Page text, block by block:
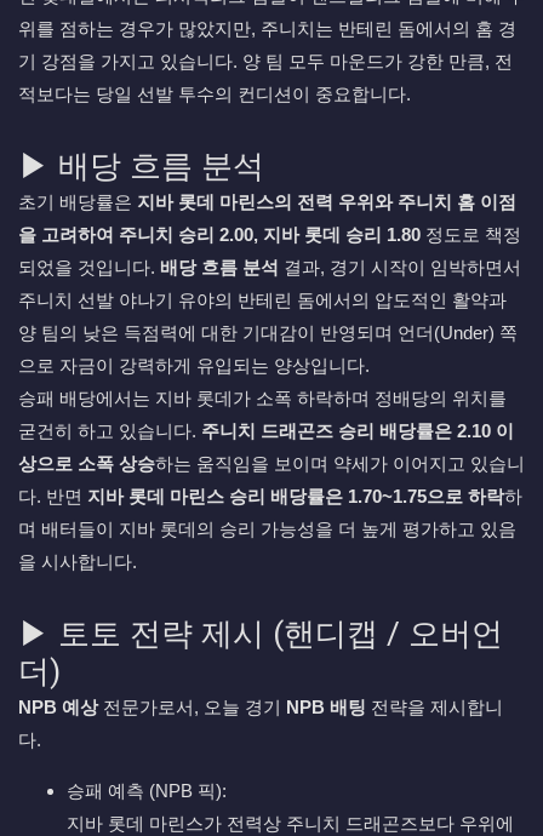
위를 점하는 경우가 많았지만, 주니치는 반테린 돔에서의 홈 경
기 강점을 가지고 있습니다. 양 팀 모두 마운드가 강한 만큼, 전
적보다는 당일 선발 투수의 컨디션이 중요합니다.
▶ 배당 흐름 분석
초기 배당률은 지바 롯데 마린스의 전력 우위와 주니치 홈 이점
을 고려하여 주니치 승리 2.00, 지바 롯데 승리 1.80 정도로 책정
되었을 것입니다. 배당 흐름 분석 결과, 경기 시작이 임박하면서
주니치 선발 야나기 유야의 반테린 돔에서의 압도적인 활약과
양 팀의 낮은 득점력에 대한 기대감이 반영되며 언더(Under) 쪽
으로 자금이 강력하게 유입되는 양상입니다.
승패 배당에서는 지바 롯데가 소폭 하락하며 정배당의 위치를
굳건히 하고 있습니다. 주니치 드래곤즈 승리 배당률은 2.10 이
상으로 소폭 상승하는 움직임을 보이며 약세가 이어지고 있습니
다. 반면 지바 롯데 마린스 승리 배당률은 1.70~1.75으로 하락하
며 배터들이 지바 롯데의 승리 가능성을 더 높게 평가하고 있음
을 시사합니다.
▶ 토토 전략 제시 (핸디캡 / 오버언
더)
NPB 예상전문가로서, 오늘 경기 NPB 배팅 전략을 제시합니
다.
승패 예측 (NPB 픽):
지바 롯데 마린스가 전력상 주니치 드래곤즈보다 우위에